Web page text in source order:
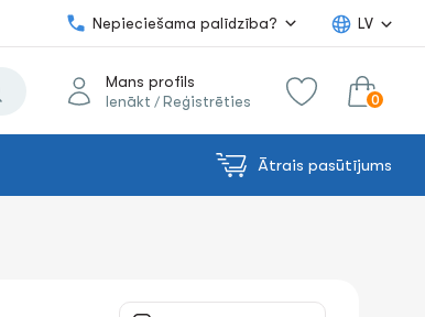
Nepieciešama palīdzība? LV
Mans profils
Ienākt / Reģistrēties 0
Ātrais pasūtījums